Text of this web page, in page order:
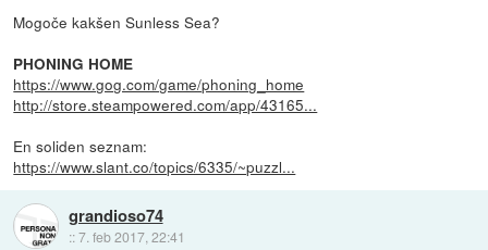
Mogoče kakšen Sunless Sea?
PHONING HOME
https://www.gog.com/game/phoning_home
http://store.steampowered.com/app/43165...
En soliden seznam:
https://www.slant.co/topics/6335/~puzzl...
grandioso74
::7. feb 2017, 22:41